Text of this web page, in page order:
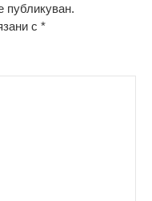
с *